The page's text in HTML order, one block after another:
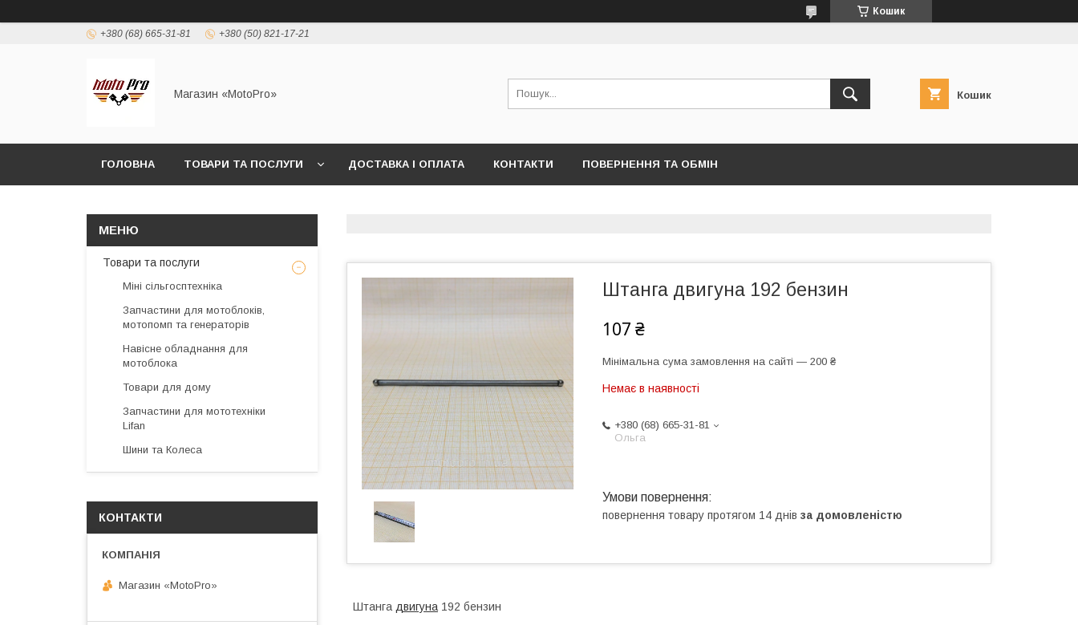
Кошик
+380 (68) 665-31-81 +380 (50) 821-17-21
Магазин «MotoPro» Кошик
ГОЛОВНА ТОВАРИ ТА ПОСЛУГИ ДОСТАВКА І ОПЛАТА КОНТАКТИ ПОВЕРНЕННЯ ТА ОБМІН
Штанга двигуна 192 бензин
107 ₴
Мінімальна сума замовлення на сайті — 200 ₴
Немає в наявності
+380 (68) 665-31-81
Ольга
повернення товару протягом 14 днів за домовленістю
Штанга двигуна 192 бензин
Товари та послуги
Міні сільгосптехніка
Запчастини для мотоблоків,
мотопомп та генераторів
Навісне обладнання для
мотоблока
Товари для дому
Запчастини для мототехніки
Lifan
Шини та Колеса
КОНТАКТИ
Магазин «MotoPro»